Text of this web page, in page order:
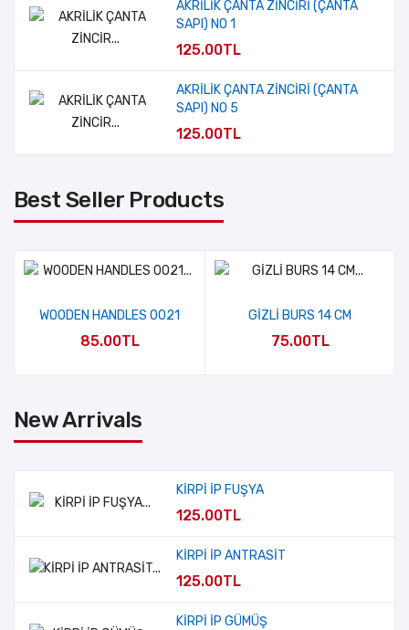
AKRİLİK ÇANTA ZİNCİRİ (ÇANTA
SAPI) NO 1
125.00TL
AKRİLİK ÇANTA ZİNCİRİ (ÇANTA
SAPI) NO 5
125.00TL
Best Seller Products
WOODEN HANDLES 0021
85.00TL
GİZLİ BURS 14 CM
75.00TL
New Arrivals
KİRPİ İP FUŞYA
125.00TL
KİRPİ İP ANTRASİT
125.00TL
KİRPİ İP GÜMÜŞ